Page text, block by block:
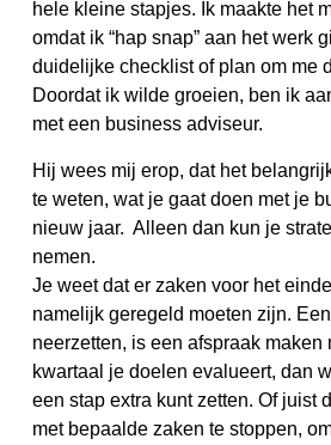
hele kleine stapjes. Ik maakte het
omdat ik “hap snap” aan het werk
duidelijke checklist of plan om me
Doordat ik wilde groeien, ben ik
met een business adviseur.
Hij wees mij erop, dat het
te weten, wat je gaat doen met je
nieuw jaar. Alleen dan kun je
nemen.
Je weet dat er zaken voor het
namelijk geregeld moeten zijn.
neerzetten, is een afspraak maken
kwartaal je doelen evalueert, dan
een stap extra kunt zetten. Of juist
met bepaalde zaken te stoppen,